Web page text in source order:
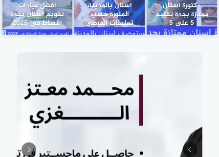
دكتورة اسنان
ممتازة بجدة تقييم
5 على 5
اسنان بالمدينة
المنورة حسب
تعليقات المرضى
افضل عيادات
تقويم اسنان بجدة
اقساط في 2025